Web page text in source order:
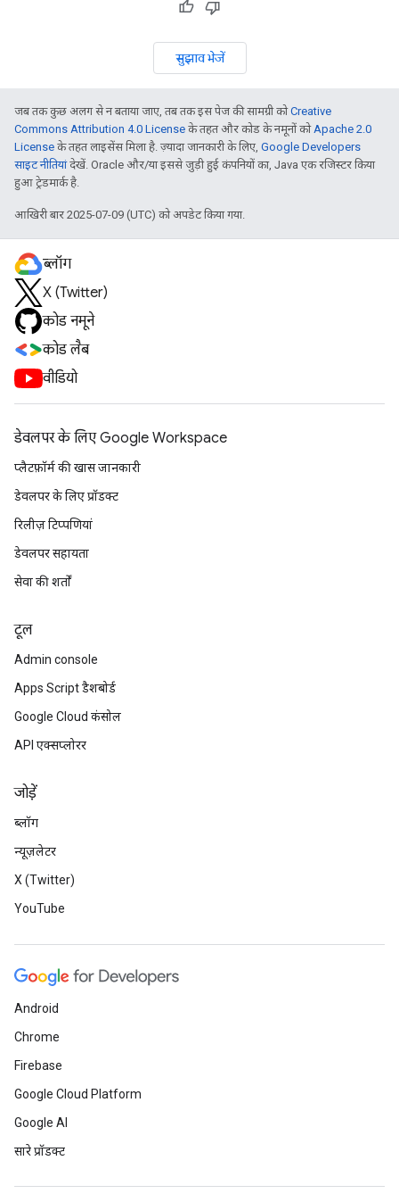
सुझाव भेजें
जब तक कुछ अलग से न बताया जाए, तब तक इस पेज की सामग्री कोCreative
Commons Attribution 4.0 License के तहत और कोड के नमूनों कोApache 2.0
License के तहत लाइसेंस मिला है. ज़्यादा जानकारी के लिए, Google Developers
साइट नीतियांदेखें. Oracle और/या इससे जुड़ी हुई कंपनियों का, Java एक रजिस्टर किया
हुआ ट्रेडमार्क है.
आखिरी बार 2025-07-09 (UTC) को अपडेट किया गया.
ब्लॉग
X (Twitter)
कोड नमूने
कोड लैब
वीडियो
डेवलपर के लिए Google Workspace
प्लैटफ़ॉर्म की खास जानकारी
डेवलपर के लिए प्रॉडक्ट
रिलीज़ टिप्पणियां
डेवलपर सहायता
सेवा की शर्तों
टूल
Admin console
Apps Script डैशबोर्ड
Google Cloud कंसोल
API एक्सप्लोरर
जोड़ें
ब्लॉग
न्यूज़लेटर
X (Twitter)
YouTube
Android
Chrome
Firebase
Google Cloud Platform
Google AI
सारे प्रॉडक्ट